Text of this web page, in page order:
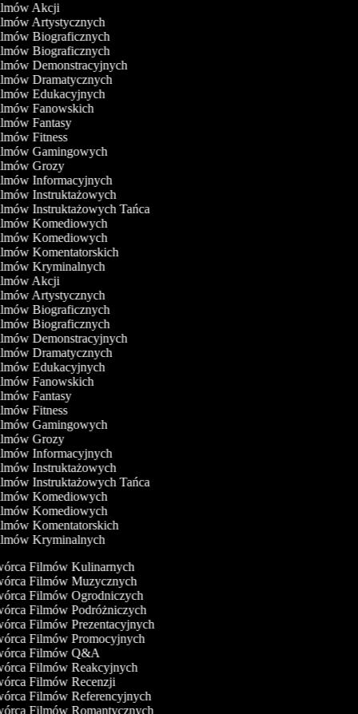
Akcji
Artystycznych
Biograficznych
Biograficznych
Demonstracyjnych
Dramatycznych
Edukacyjnych
Fanowskich
Fantasy
Fitness
Gamingowych
Grozy
Informacyjnych
Instruktażowych
Instruktażowych Tańca
Komediowych
Komediowych
Komentatorskich
Kryminalnych
Akcji
Artystycznych
Biograficznych
Biograficznych
Demonstracyjnych
Dramatycznych
Edukacyjnych
Fanowskich
Fantasy
Fitness
Gamingowych
Grozy
Informacyjnych
Instruktażowych
Instruktażowych Tańca
Komediowych
Komediowych
Komentatorskich
Kryminalnych
Filmów Kulinarnych
Filmów Muzycznych
Filmów Ogrodniczych
Filmów Podróżniczych
Filmów Prezentacyjnych
Filmów Promocyjnych
Filmów Q&A
Filmów Reakcyjnych
Filmów Recenzji
Filmów Referencyjnych
Filmów Romantycznych